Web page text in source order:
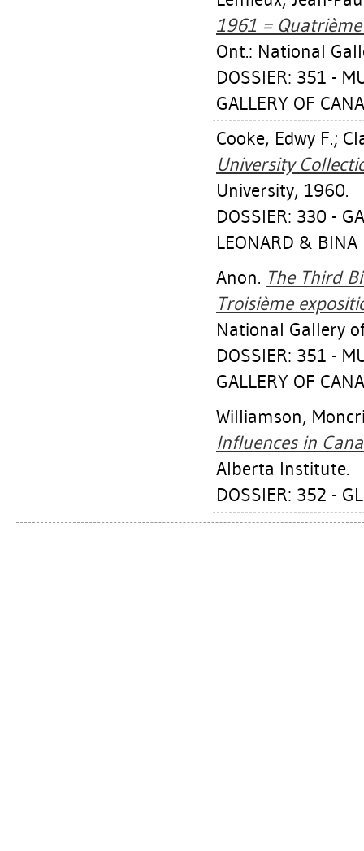
1961 =
Ont.: National
DOSSIER: 351 -
GALLERY OF
Cooke, Edwy F.;
University
University, 1960.
DOSSIER: 330 -
LEONARD & BINA
Anon. The Third
Troisième
National Gallery
DOSSIER: 351 -
GALLERY OF
Williamson,
Influences in
Alberta Institute.
DOSSIER: 352 -